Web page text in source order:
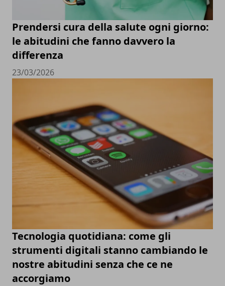
Prendersi cura della salute ogni giorno:
le abitudini che fanno davvero la
differenza
23/03/2026
Tecnologia quotidiana: come gli
strumenti digitali stanno cambiando le
nostre abitudini senza che ce ne
accorgiamo